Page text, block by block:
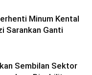
Minum Kental
Sarankan Ganti
Sembilan Sektor